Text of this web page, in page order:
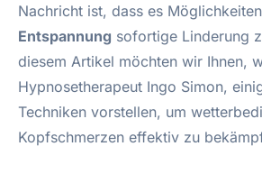
Nachricht ist, dass es
Entspannung sofortige Linderung
diesem Artikel möchten wir Ihnen,
Hypnosetherapeut Ingo Simon,
Techniken vorstellen, um
Kopfschmerzen effektiv zu